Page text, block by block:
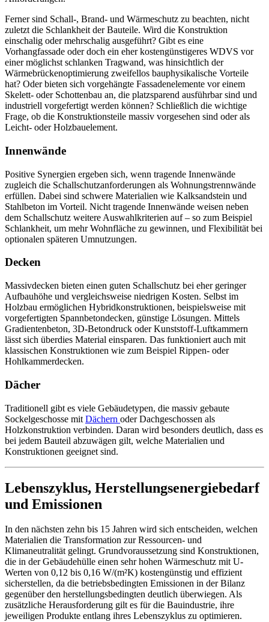
Ferner sind Schall-, Brand- und Wärmeschutz zu beachten, nicht
zuletzt die Schlankheit der Bauteile. Wird die Konstruktion
einschalig oder mehrschalig ausgeführt? Gibt es eine
Vorhangfassade oder doch ein eher kostengünstigeres WDVS vor
einer möglichst schlanken Tragwand, was hinsichtlich der
Wärmebrückenoptimierung zweifellos bauphysikalische Vorteile
hat? Oder bieten sich vorgehängte Fassadenelemente vor einem
Skelett- oder Schottenbau an, die platzsparend ausführbar sind und
industriell vorgefertigt werden können? Schließlich die wichtige
Frage, ob die Konstruktionsteile massiv vorgesehen sind oder als
Leicht- oder Holzbauelement.
Innenwände
Positive Synergien ergeben sich, wenn tragende Innenwände
zugleich die Schallschutzanforderungen als Wohnungstrennwände
erfüllen. Dabei sind schwere Materialien wie Kalksandstein und
Stahlbeton im Vorteil. Nicht tragende Innenwände weisen neben
dem Schallschutz weitere Auswahlkriterien auf – so zum Beispiel
Schlankheit, um mehr Wohnfläche zu gewinnen, und Flexibilität bei
optionalen späteren Umnutzungen.
Decken
Massivdecken bieten einen guten Schallschutz bei eher geringer
Aufbauhöhe und vergleichsweise niedrigen Kosten. Selbst im
Holzbau ermöglichen Hybridkonstruktionen, beispielsweise mit
vorgefertigten Spannbetondecken, günstige Lösungen. Mittels
Gradientenbeton, 3D-Betondruck oder Kunststoff-Luftkammern
lässt sich überdies Material einsparen. Das funktioniert auch mit
klassischen Konstruktionen wie zum Beispiel Rippen- oder
Hohlkammerdecken.
Dächer
Traditionell gibt es viele Gebäudetypen, die massiv gebaute
Sockelgeschosse mit Dächern oder Dachgeschossen als
Holzkonstruktion verbinden. Daran wird besonders deutlich, dass es
bei jedem Bauteil abzuwägen gilt, welche Materialien und
Konstruktionen geeignet sind.
Lebenszyklus, Herstellungsenergiebedarf
und Emissionen
In den nächsten zehn bis 15 Jahren wird sich entscheiden, welchen
Materialien die Transformation zur Ressourcen- und
Klimaneutralität gelingt. Grundvoraussetzung sind Konstruktionen,
die in der Gebäudehülle einen sehr hohen Wärmeschutz mit U-
Werten von 0,12 bis 0,16 W/(m²K) kostengünstig und effizient
sicherstellen, da die betriebsbedingten Emissionen in der Bilanz
gegenüber den herstellungsbedingten deutlich überwiegen. Als
zusätzliche Herausforderung gilt es für die Bauindustrie, ihre
jeweiligen Produkte entlang ihres Lebenszyklus zu optimieren.